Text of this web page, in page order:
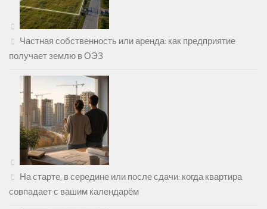
Частная собственность или аренда: как предприятие
получает землю в ОЭЗ
На старте, в середине или после сдачи: когда квартира
совпадает с вашим календарём